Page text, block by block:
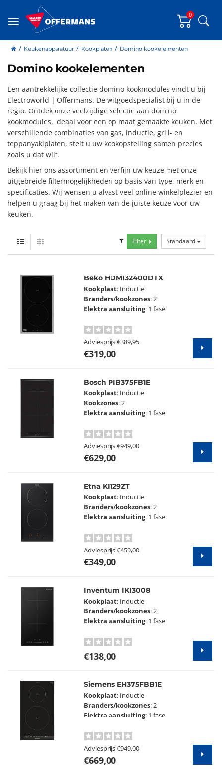
Menu
0
homeKeukenapparatuur Kookplaten Domino kookelementen
Domino kookelementen
Een aantrekkelijke collectie domino kookmodules vindt u bij
Electroworld | Offermans. De witgoedspecialist bij u in de
regio. Ontdek onze veelzijdige selectie aan domino
kookmodules, ideaal voor een op maat gemaakte keuken. Met
verschillende combinaties van gas, inductie, grill- en
teppanyakiplaten, stelt u uw kookopstelling samen precies
zoals u dat wilt.
Bekijk hier ons assortiment en verfijn uw keuze met onze
uitgebreide filtermogelijkheden op basis van type, merk en
specificaties. Wij wensen u alvast veel online winkelplezier en
helpen u graag bij het maken van de juiste keuze voor uw
keuken.
Filter Standaard
Beko HDMI32400DTX
Kookplaat: Inductie
Branders/kookzones: 2
Elektra aansluiting: 1 fase
Adviesprijs€389,95
€319,00
Bosch PIB375FB1E
Kookplaat: Inductie
Kookzones: 2
Elektra aansluiting: 1 fase
Adviesprijs€949,00
€629,00
Etna KI129ZT
Kookplaat: Inductie
Branders/kookzones: 2
Elektra aansluiting: 1 fase
Adviesprijs€459,00
€349,00
Inventum IKI3008
Kookplaat: Inductie
Branders/kookzones: 2
Elektra aansluiting: 1 fase
€138,00
Siemens EH375FBB1E
Kookplaat: Inductie
Branders/kookzones: 2
Elektra aansluiting: 1 fase
Adviesprijs€949,00
€669,00